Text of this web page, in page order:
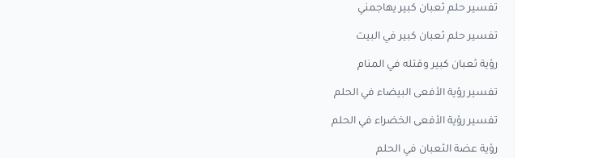
تفسير حلم ثعبان كبير يهاجمني
تفسير حلم ثعبان كبير في البيت
رؤية ثعبان كبير وقتله في المنام
تفسير رؤية الأفعى البيضاء في الحلم
تفسير رؤية الأفعى الخضراء في الحلم
رؤية عضة الثعبان في الحلم